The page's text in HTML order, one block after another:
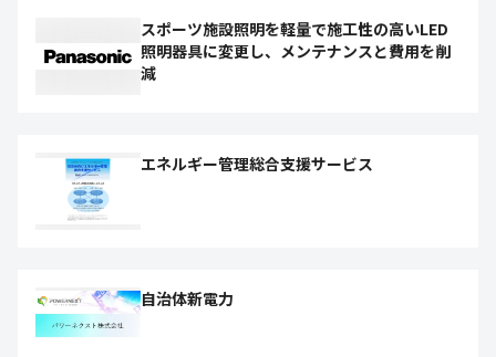
スポーツ施設照明を軽量で施工性の高いLED
照明器具に変更し、メンテナンスと費用を削
減
エネルギー管理総合支援サービス
自治体新電力